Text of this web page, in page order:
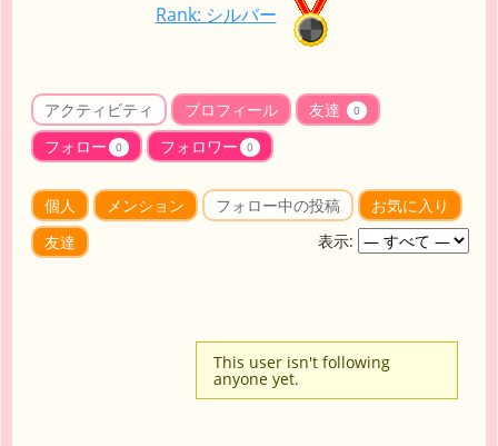
Rank: シルバー
アクティビティ プロフィール 友達 0
フォロー 0 フォロワー 0
個人 メンション フォロー中の投稿
お気に入り
友達
表示:
This user isn't following
anyone yet.